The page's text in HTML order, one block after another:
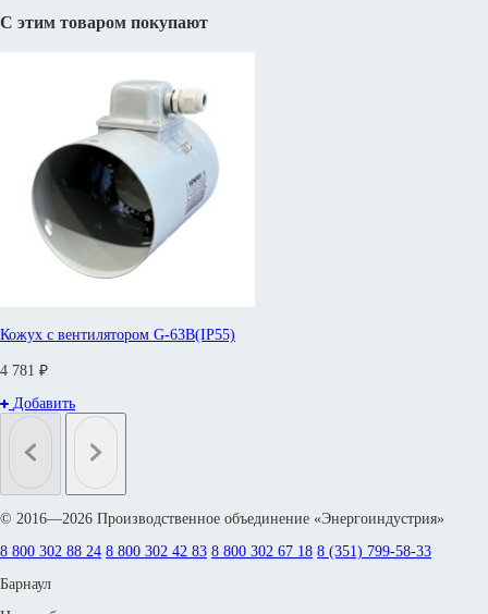
С этим товаром покупают
Кожух с вентилятором G-63B(IP55)
4 781 ₽
Добавить
© 2016—2026 Производственное объединение «Энергоиндустрия»
8 800 302 88 24 8 800 302 42 83 8 800 302 67 18 8 (351) 799-58-33
Барнаул